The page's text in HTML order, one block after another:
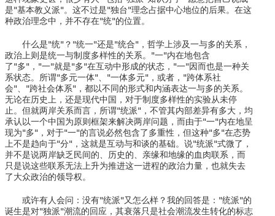
是"基本教义派"。这不过是"独台"理念占据中心地位的后果。在这
种政治理念中，并不存在"统"的位置。
什么是"统"？"统一"还是"统合"，哲学上涉及一与多的关系，
政治上则是统一与制度多样性的关系。"一"内在地包含
了"多"，"一"就是"多"在互动中形成的状态，"一"因而也是一种关
系状态。所谓"多元一体"、"一体多元"，或者，"跨体系社
会"、"跨社会体系"，都以不同的形式和内涵表达一与多的关系。
无论在历史上，还是现代中国，对于制度多样性的实验从未停
止。但就两岸关系而言，所谓"统派"，不管其内部差异有多大，均
承认以一个中国为原则框架来解决两岸问题，而由于"一"内在地呈
现为"多"，对于"一"的言说必然包含了多重性，但这种"多"在态势
上不是趋向于"分"，这就是互动与和谈的基础。说"统派"式微了，
并不是说两岸缺乏民间的、历史的、亲缘和地缘的血肉联系，而
只是说这些联系无法上升为推进这一进程的政治力量，也就失去
了大众政治的领导权。
或许有人会问：没有"统派"又怎么样？我的回答是："统派"的
诞生是对"独派"潮流的回应，其衰落只是社会潮流发生转化的标志